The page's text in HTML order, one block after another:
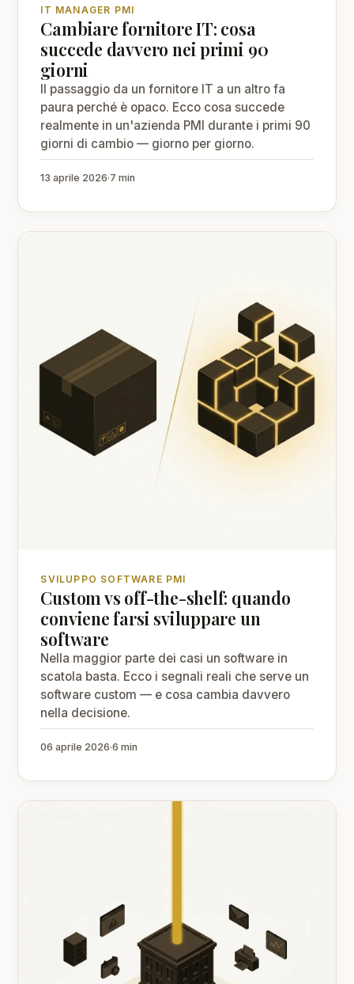
IT MANAGER PMI
Cambiare fornitore IT: cosa
succede davvero nei primi 90
giorni
Il passaggio da un fornitore IT a un altro fa
paura perché è opaco. Ecco cosa succede
realmente in un'azienda PMI durante i primi 90
giorni di cambio — giorno per giorno.
13 aprile 2026·7 min
SVILUPPO SOFTWARE PMI
Custom vs off-the-shelf: quando
conviene farsi sviluppare un
software
Nella maggior parte dei casi un software in
scatola basta. Ecco i segnali reali che serve un
software custom — e cosa cambia davvero
nella decisione.
06 aprile 2026·6 min